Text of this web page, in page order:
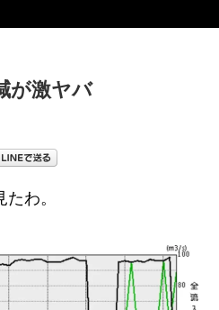
が激ヤバ
わ。